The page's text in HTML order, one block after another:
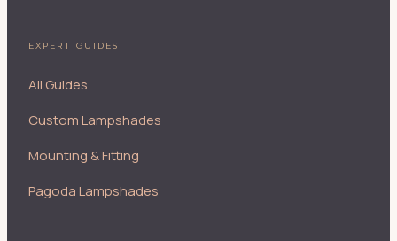
EXPERT GUIDES
All Guides
Custom Lampshades
Mounting & Fitting
Pagoda Lampshades